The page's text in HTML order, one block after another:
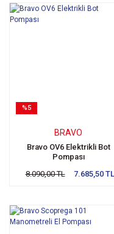
%5
BRAVO
Bravo OV6 Elektrikli Bot
Pompası
8.090,00 TL
7.685,50 TL